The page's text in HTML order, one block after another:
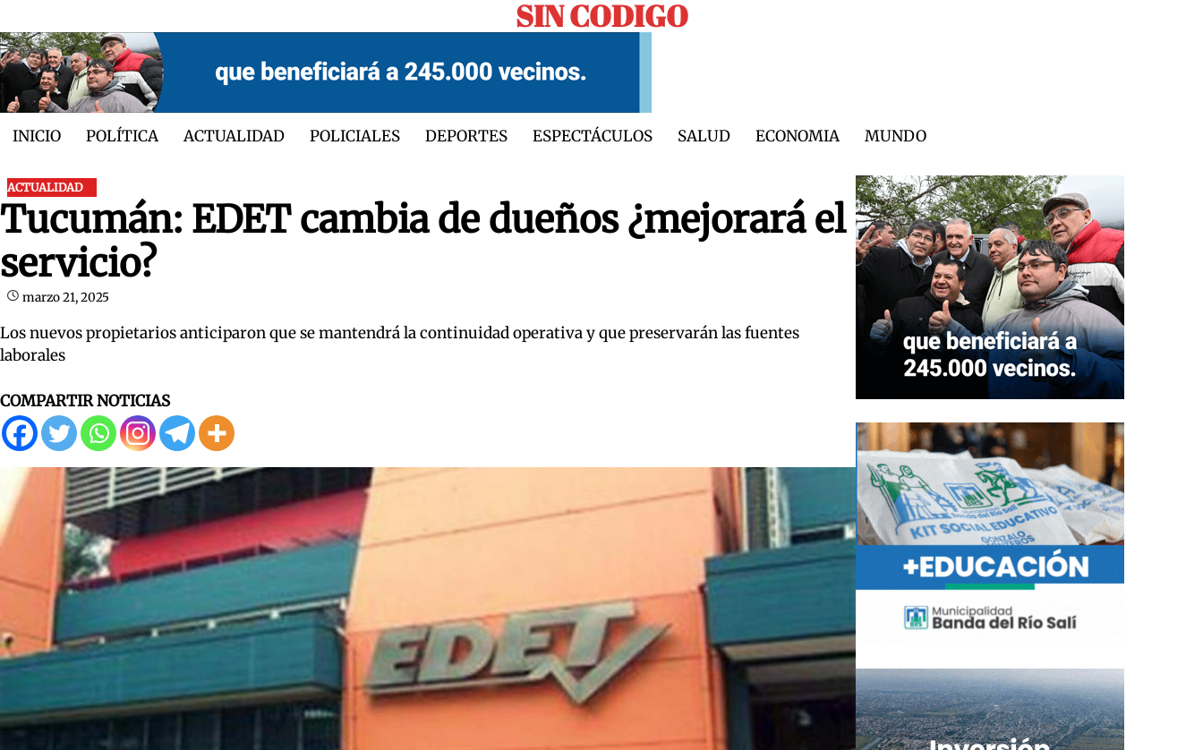
to
content
SIN CODIGO
INICIO POLÍTICA ACTUALIDAD POLICIALES DEPORTES ESPECTÁCULOS SALUD ECONOMIA MUNDO
ACTUALIDAD
Tucumán: EDET cambia de dueños ¿mejorará el
servicio?
marzo 21, 2025
Los nuevos propietarios anticiparon que se mantendrá la continuidad operativa y que preservarán las fuentes
laborales
COMPARTIR NOTICIAS